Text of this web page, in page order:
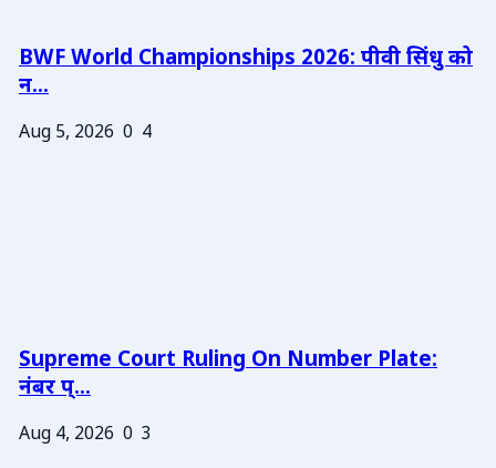
BWF World Championships 2026: पीवी सिंधु को
न...
Aug 5, 2026 0 4
Supreme Court Ruling On Number Plate:
नंबर प्...
Aug 4, 2026 0 3